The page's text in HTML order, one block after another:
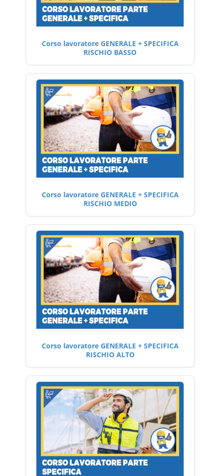
Corso lavoratore GENERALE + SPECIFICA
RISCHIO BASSO
Corso lavoratore GENERALE + SPECIFICA
RISCHIO MEDIO
Corso lavoratore GENERALE + SPECIFICA
RISCHIO ALTO